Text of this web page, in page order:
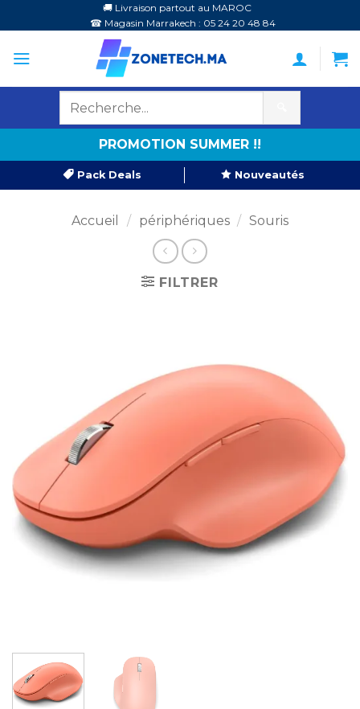
au
contenu
🚚 Livraison partout au MAROC
☎ Magasin Marrakech : 05 24 20 48 84
PROMOTION SUMMER !!
Pack Deals Nouveautés
Accueil / périphériques / Souris
FILTRER